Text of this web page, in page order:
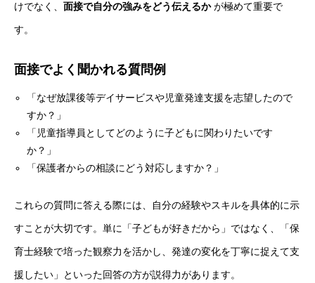
けでなく、 面接で自分の強みをどう伝えるかが極めて重要で
す。
面接でよく聞かれる質問例
「なぜ放課後等デイサービスや児童発達支援を志望したので
すか？」
「児童指導員としてどのように子どもに関わりたいです
か？」
「保護者からの相談にどう対応しますか？」
これらの質問に答える際には、自分の経験やスキルを具体的に示
すことが大切です。単に「子どもが好きだから」ではなく、「保
育士経験で培った観察力を活かし、発達の変化を丁寧に捉えて支
援したい」といった回答の方が説得力があります。